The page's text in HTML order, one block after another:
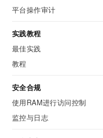
平台操作审计
实践教程
最佳实践
教程
安全合规
使用RAM进行访问控制
监控与日志